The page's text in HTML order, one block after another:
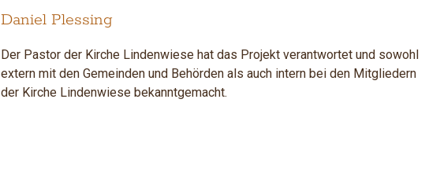
Daniel Plessing
Der Pastor der Kirche Lindenwiese hat das Projekt verantwortet und sowohl
extern mit den Gemeinden und Behörden als auch intern bei den Mitgliedern
der Kirche Lindenwiese bekanntgemacht.